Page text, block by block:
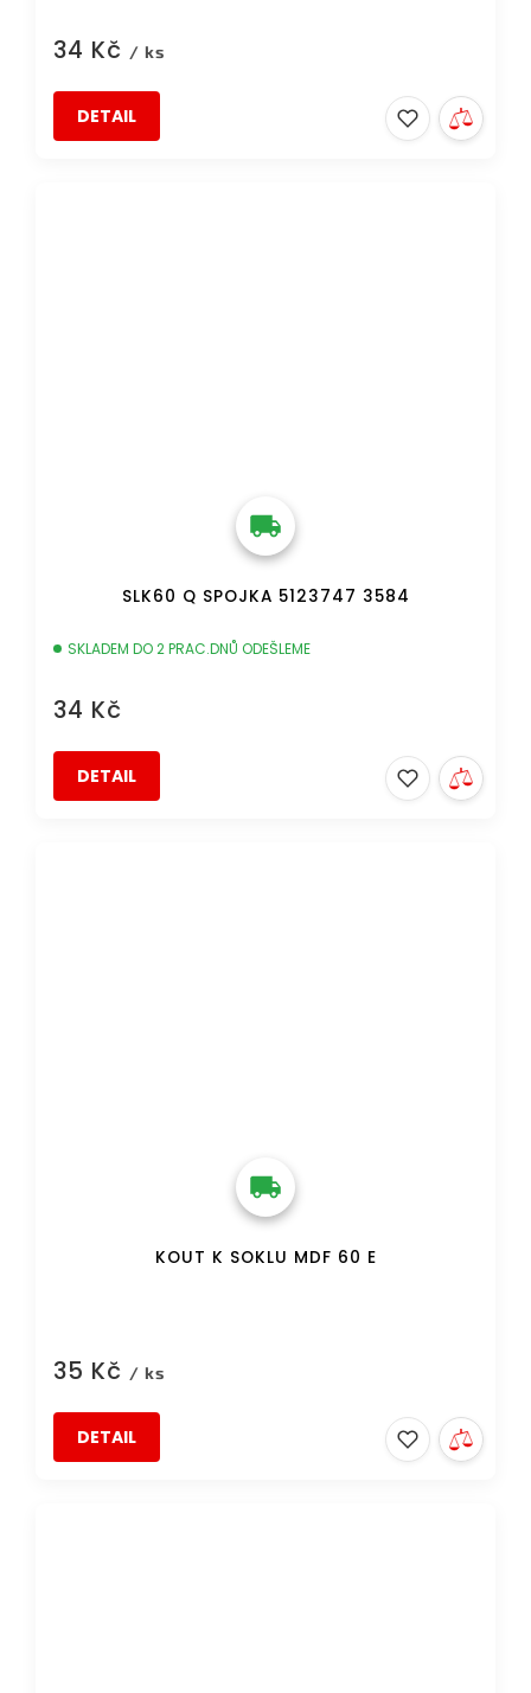
34 Kč / ks
DETAIL
SLK60 Q SPOJKA 5123747 3584
SKLADEM DO 2 PRAC.DNŮ ODEŠLEME
34 Kč
DETAIL
KOUT K SOKLU MDF 60 E
35 Kč / ks
DETAIL